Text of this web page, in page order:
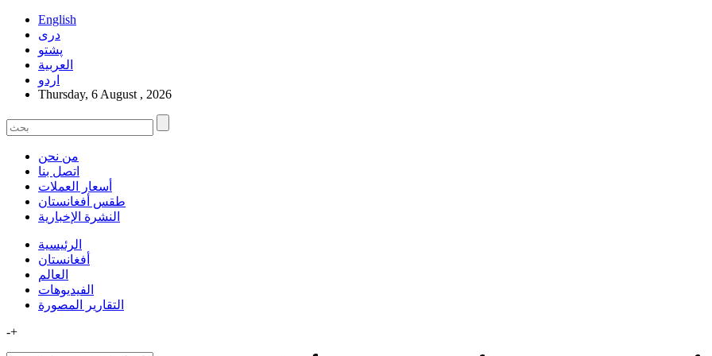
English
دری
پشتو
العربیة
اردو
Thursday, 6 August , 2026
من نحن
اتصل بنا
أسعار العملات
طقس أفغانستان
النشرة الإخبارية
الرئيسية
أفغانستان
العالم
الفیدیوهات
التقاریر المصورة
-+